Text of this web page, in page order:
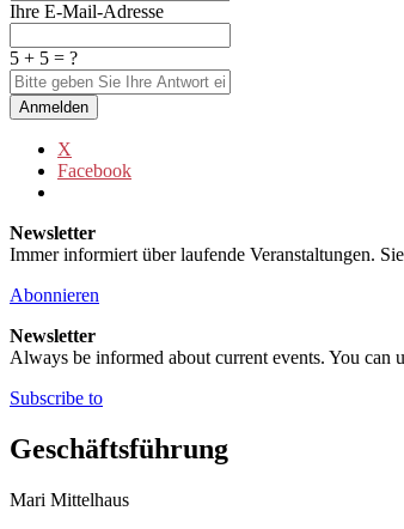
Ihre E-Mail-Adresse
5 + 5 = ?
Anmelden
X
Facebook
Newsletter
Immer informiert über laufende Veranstaltungen.
Abonnieren
Newsletter
Always be informed about current events. You can
Subscribe to
Geschäftsführung
Mari Mittelhaus